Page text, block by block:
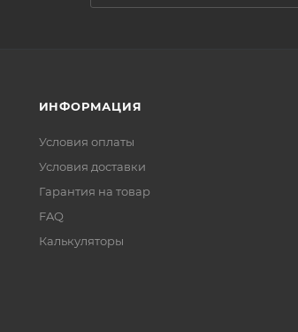
ИНФОРМАЦИЯ
Условия оплаты
Условия доставки
Гарантия на товар
FAQ
Калькуляторы